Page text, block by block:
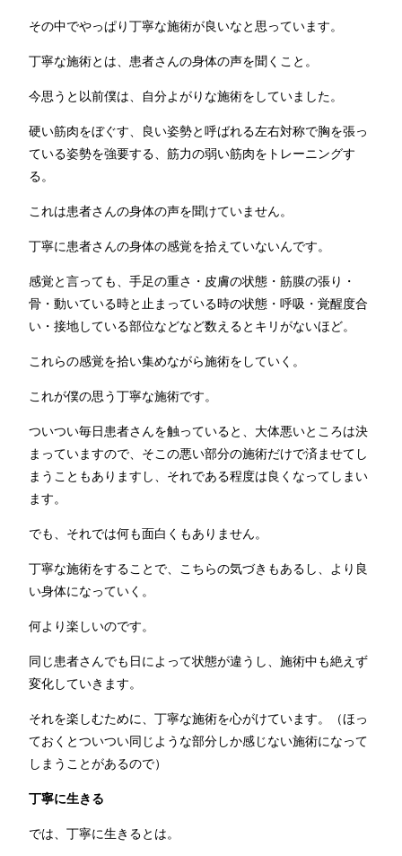
その中でやっぱり丁寧な施術が良いなと思っています。
丁寧な施術とは、患者さんの身体の声を聞くこと。
今思うと以前僕は、自分よがりな施術をしていました。
硬い筋肉をぼぐす、良い姿勢と呼ばれる左右対称で胸を張っ
ている姿勢を強要する、筋力の弱い筋肉をトレーニングす
る。
これは患者さんの身体の声を聞けていません。
丁寧に患者さんの身体の感覚を拾えていないんです。
感覚と言っても、手足の重さ・皮膚の状態・筋膜の張り・
骨・動いている時と止まっている時の状態・呼吸・覚醒度合
い・接地している部位などなど数えるとキリがないほど。
これらの感覚を拾い集めながら施術をしていく。
これが僕の思う丁寧な施術です。
ついつい毎日患者さんを触っていると、大体悪いところは決
まっていますので、そこの悪い部分の施術だけで済ませてし
まうこともありますし、それである程度は良くなってしまい
ます。
でも、それでは何も面白くもありません。
丁寧な施術をすることで、こちらの気づきもあるし、より良
い身体になっていく。
何より楽しいのです。
同じ患者さんでも日によって状態が違うし、施術中も絶えず
変化していきます。
それを楽しむために、丁寧な施術を心がけています。（ほっ
ておくとついつい同じような部分しか感じない施術になって
しまうことがあるので）
丁寧に生きる
では、丁寧に生きるとは。